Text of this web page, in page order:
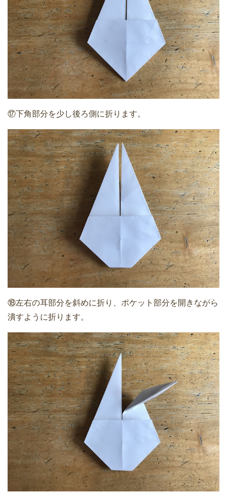
⑰下角部分を少し後ろ側に折ります。
⑱左右の耳部分を斜めに折り、ポケット部分を開きながら
潰すように折ります。